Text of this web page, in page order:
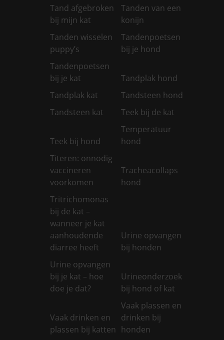
Tand afgebroken
bij mijn kat
Tanden van een
konijn
Tanden wisselen
puppy’s
Tandenpoetsen
bij je hond
Tandenpoetsen
bij je kat
Tandplak hond
Tandplak kat
Tandsteen hond
Tandsteen kat
Teek bij de kat
Teek bij hond
Temperatuur
hond
Titeren: onnodig
vaccineren
voorkomen
Tracheacollaps
hond
Tritrichomonas
bij de kat –
wanneer je kat
aanhoudende
diarree heeft
Urine opvangen
bij honden
Urine opvangen
bij je kat – hoe
doe je dat?
Urineonderzoek
bij hond of kat
Vaak drinken en
plassen bij katten
Vaak plassen en
drinken bij
honden